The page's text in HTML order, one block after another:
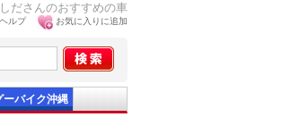
ださんのおすすめの車
ヘルプ お気に入りに追加
ーバイク沖縄